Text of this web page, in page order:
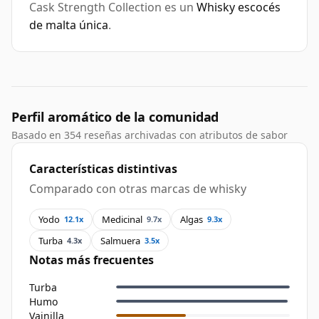
Cask Strength Collection es un Whisky escocés
de malta única.
Perfil aromático de la comunidad
Basado en 354 reseñas archivadas con atributos de sabor
Características distintivas
Comparado con otras marcas de whisky
Yodo 12.1x Medicinal 9.7x Algas 9.3x
Turba 4.3x Salmuera 3.5x
Notas más frecuentes
Turba
Humo
Vainilla